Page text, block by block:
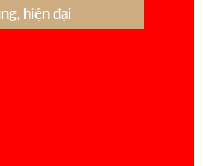
hiện đại